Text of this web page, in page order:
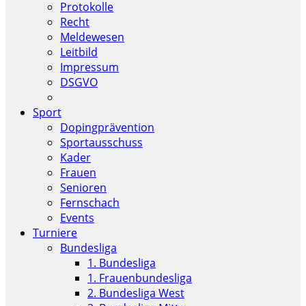
Protokolle
Recht
Meldewesen
Leitbild
Impressum
DSGVO
Sport
Dopingprävention
Sportausschuss
Kader
Frauen
Senioren
Fernschach
Events
Turniere
Bundesliga
1. Bundesliga
1. Frauenbundesliga
2. Bundesliga West